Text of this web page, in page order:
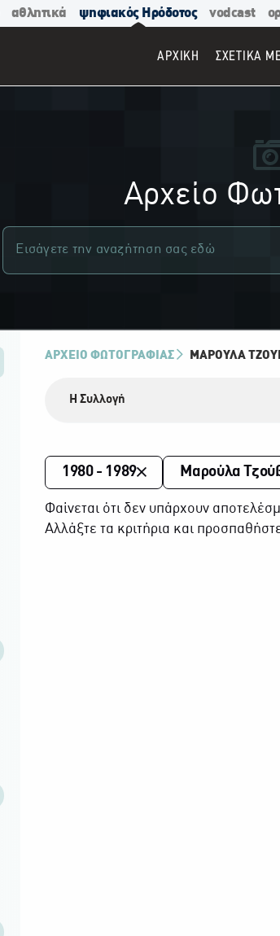
αθλητικά ψηφιακός Ηρόδοτος vodcast
ΑΡΧΙΚΉ ΣΧΕΤΙΚΑ
Αρχείο
ΑΡΧΕΙΟ ΦΩΤΟΓΡΑΦΙΑΣ ΜΑΡΟΎΛΑ
Η Συλλογή
1980 - 1989 Μαρούλα
Φαίνεται ότι δεν υπάρχουν
Αλλάξτε τα κριτήρια και